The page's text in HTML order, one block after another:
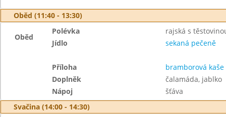
Oběd (11:40 - 13:30)
Oběd
Polévka
rajská s
Jídlo
sekaná pečeně
Příloha
bramborová kaše
Doplněk
čalamáda, jablko
Nápoj
šťáva
Svačina (14:00 - 14:30)